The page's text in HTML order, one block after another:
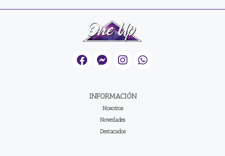
INFORMACIÓN
Nosotros
Novedades
Destacados